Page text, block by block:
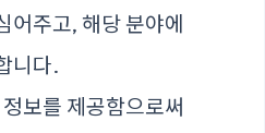
어주고, 해당 분야에
니다.
보를 제공함으로써